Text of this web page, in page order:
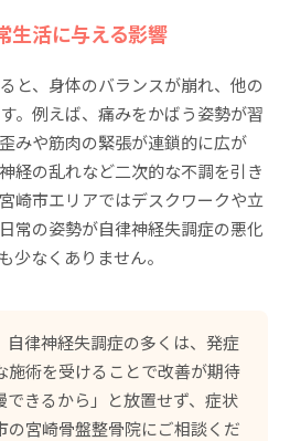
生活に与える影響
と、身体のバランスが崩れ、他の
。例えば、痛みをかばう姿勢が習
みや筋肉の緊張が連鎖的に広が
経の乱れなど二次的な不調を引き
崎市エリアではデスクワークや立
常の姿勢が自律神経失調症の悪化
少なくありません。
自律神経失調症の多くは、発症
施術を受けることで改善が期待
できるから」と放置せず、症状
の宮崎骨盤整骨院にご相談くだ